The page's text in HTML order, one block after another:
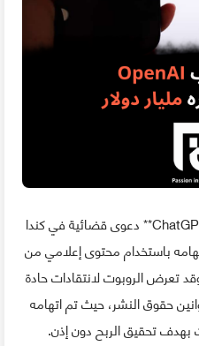
يواجه روبوت الذكاء الاصطناعي **ChatGPT** دعوى قضائية في كندا
باستخدام محتوى إعلامي من
تعرض الروبوت لانتقادات حادة
حقوق النشر، حيث تم اتهامه
بهدف تحقيق الربح دون إذن.